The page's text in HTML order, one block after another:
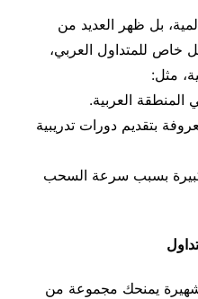
بل ظهر العديد من
خاص للمتداول العربي،
مثل:
المنطقة العربية.
بتقديم دورات تدريبية
بسبب سرعة السحب
يمنحك مجموعة من